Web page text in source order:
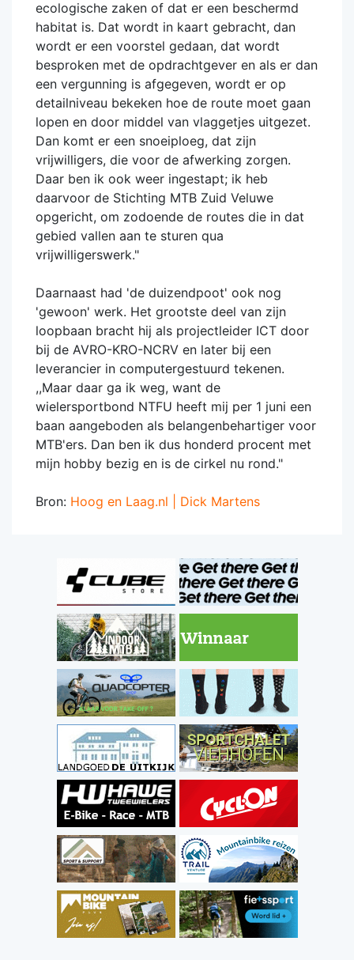
ecologische zaken of dat er een beschermd
habitat is. Dat wordt in kaart gebracht, dan
wordt er een voorstel gedaan, dat wordt
besproken met de opdrachtgever en als er dan
een vergunning is afgegeven, wordt er op
detailniveau bekeken hoe de route moet gaan
lopen en door middel van vlaggetjes uitgezet.
Dan komt er een snoeiploeg, dat zijn
vrijwilligers, die voor de afwerking zorgen.
Daar ben ik ook weer ingestapt; ik heb
daarvoor de Stichting MTB Zuid Veluwe
opgericht, om zodoende de routes die in dat
gebied vallen aan te sturen qua
vrijwilligerswerk."
Daarnaast had 'de duizendpoot' ook nog
'gewoon' werk. Het grootste deel van zijn
loopbaan bracht hij als projectleider ICT door
bij de AVRO-KRO-NCRV en later bij een
leverancier in computergestuurd tekenen.
,,Maar daar ga ik weg, want de
wielersportbond NTFU heeft mij per 1 juni een
baan aangeboden als belangenbehartiger voor
MTB'ers. Dan ben ik dus honderd procent met
mijn hobby bezig en is de cirkel nu rond."
Bron: Hoog en Laag.nl | Dick Martens